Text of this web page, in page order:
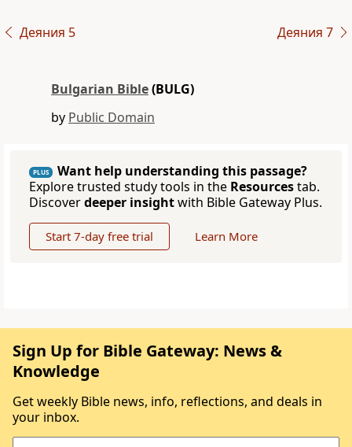
Деяния 5 Деяния 7
Bulgarian Bible(BULG)
by Public Domain
PLUS
Want help understanding this passage?
Explore trusted study tools in the Resourcestab.
Discoverdeeper insightwith Bible Gateway Plus.
Start 7-day free trial Learn More
Sign Up for Bible Gateway: News &
Knowledge
Get weekly Bible news, info, reflections, and deals in
your inbox.